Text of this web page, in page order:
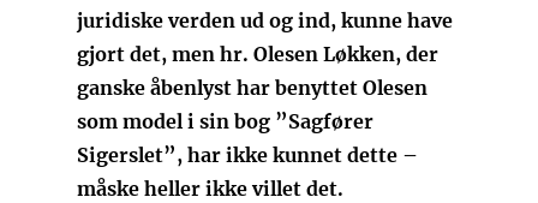
juridiske verden ud og ind, kunne have
gjort det, men hr. Olesen Løkken, der
ganske åbenlyst har benyttet Olesen
som model i sin bog ”Sagfører
Sigerslet”, har ikke kunnet dette –
måske heller ikke villet det.